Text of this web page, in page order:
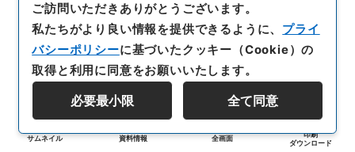
サムネイル 資料情報 全画面
印刷
ダウンロード
ご訪問いただきありがとうございます。
私たちがより良い情報を提供できるように、 プライ
バシーポリシーに基づいたクッキー（Cookie）の
取得と利用に同意をお願いいたします。
必要最小限 全て同意